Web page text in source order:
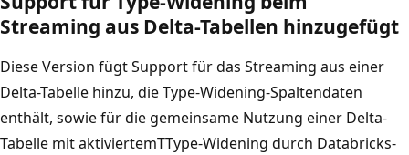
Streaming aus Delta-Tabellen hinzugefügt
Diese Version fügt Support für das Streaming aus einer
Delta-Tabelle hinzu, die Type-Widening-Spaltendaten
enthält, sowie für die gemeinsame Nutzung einer Delta-
Tabelle mit aktiviertemTType-Widening durch Databricks-